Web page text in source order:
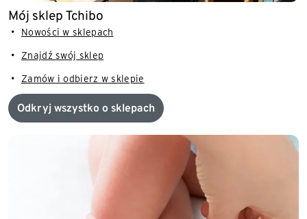
Mój sklep Tchibo
Nowości w sklepach
Znajdź swój sklep
Zamów i odbierz w sklepie
Odkryj wszystko o sklepach